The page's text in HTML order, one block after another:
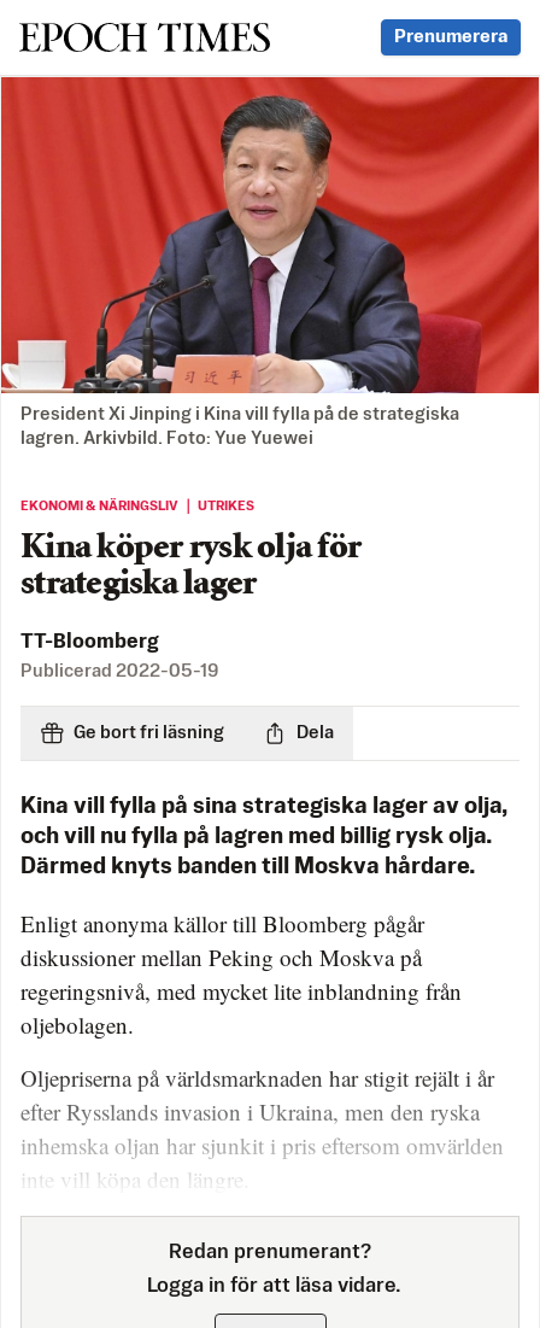
Svenska Epoch Times Prenumerera
President Xi Jinping i Kina vill fylla på de strategiska
lagren. Arkivbild. Foto: Yue Yuewei
EKONOMI & NÄRINGSLIV ｜ UTRIKES
Kina köper rysk olja för
strategiska lager
TT-Bloomberg
Publicerad 2022-05-19
Ge bort fri läsning Dela
Kina vill fylla på sina strategiska lager av olja,
och vill nu fylla på lagren med billig rysk olja.
Därmed knyts banden till Moskva hårdare.
Enligt anonyma källor till Bloomberg pågår
diskussioner mellan Peking och Moskva på
regeringsnivå, med mycket lite inblandning från
oljebolagen.
Oljepriserna på världsmarknaden har stigit rejält i år
efter Rysslands invasion i Ukraina, men den ryska
inhemska oljan har sjunkit i pris eftersom omvärlden
inte vill köpa den längre.
Redan prenumerant?
Logga in för att läsa vidare.